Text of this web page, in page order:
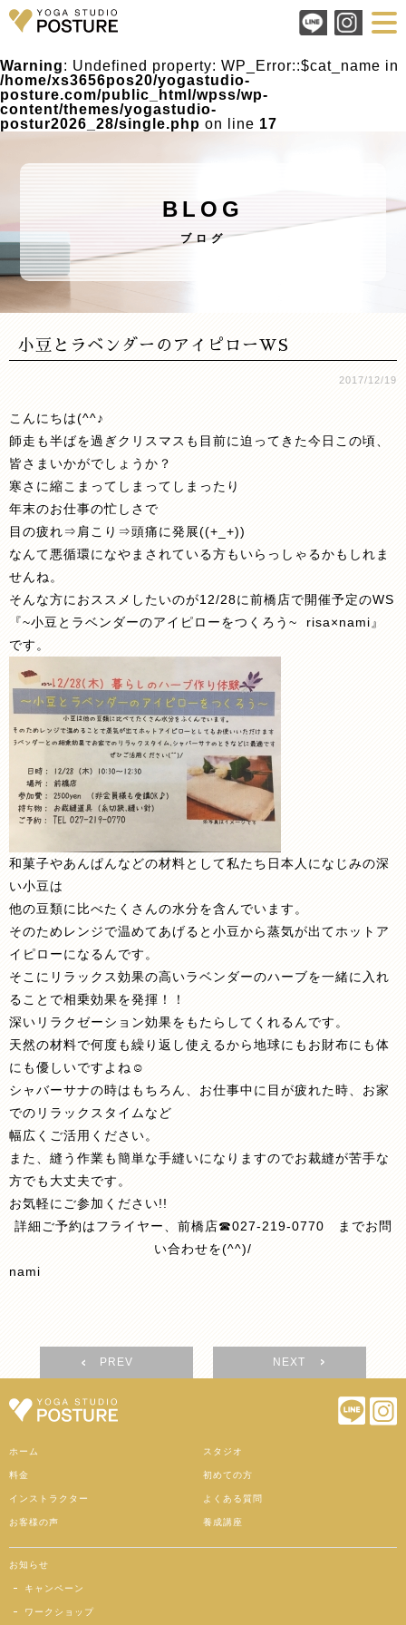
Warning: Undefined property: WP_Error::$cat_name in
/home/xs3656pos20/yogastudio-
posture.com/public_html/wpss/wp-
content/themes/yogastudio-
postur2026_28/single.php on line 17
BLOG
ブログ
小豆とラベンダーのアイピローWS
2017/12/19
こんにちは(^^♪
師走も半ばを過ぎクリスマスも目前に迫ってきた今日この頃、
皆さまいかがでしょうか？
寒さに縮こまってしまってしまったり
年末のお仕事の忙しさで
目の疲れ⇒肩こり⇒頭痛に発展((+_+))
なんて悪循環になやまされている方もいらっしゃるかもしれま
せんね。
そんな方におススメしたいのが12/28に前橋店で開催予定のWS
『~小豆とラベンダーのアイピローをつくろう~ risa×nami』
です。
和菓子やあんぱんなどの材料として私たち日本人になじみの深
い小豆は
他の豆類に比べたくさんの水分を含んでいます。
そのためレンジで温めてあげると小豆から蒸気が出てホットア
イピローになるんです。
そこにリラックス効果の高いラベンダーのハーブを一緒に入れ
ることで相乗効果を発揮！！
深いリラクゼーション効果をもたらしてくれるんです。
天然の材料で何度も繰り返し使えるから地球にもお財布にも体
にも優しいですよね☺
シャバーサナの時はもちろん、お仕事中に目が疲れた時、お家
でのリラックスタイムなど
幅広くご活用ください。
また、縫う作業も簡単な手縫いになりますのでお裁縫が苦手な
方でも大丈夫です。
お気軽にご参加ください!!
詳細ご予約はフライヤー、前橋店☎027-219-0770 までお問
い合わせを(^^)/
nami
PREV NEXT
ホーム スタジオ
料金 初めての方
インストラクター よくある質問
お客様の声 養成講座
お知らせ
キャンペーン
ワークショップ